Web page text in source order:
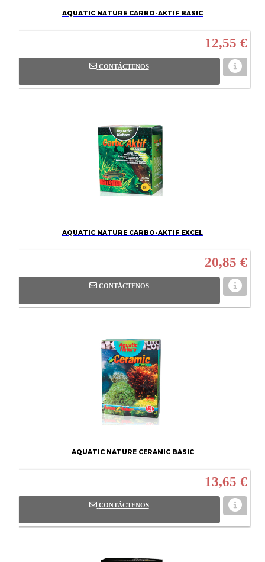
AQUATIC NATURE CARBO-AKTIF BASIC
12,55 €
CONTÁCTENOS
AQUATIC NATURE CARBO-AKTIF EXCEL
20,85 €
CONTÁCTENOS
AQUATIC NATURE CERAMIC BASIC
13,65 €
CONTÁCTENOS